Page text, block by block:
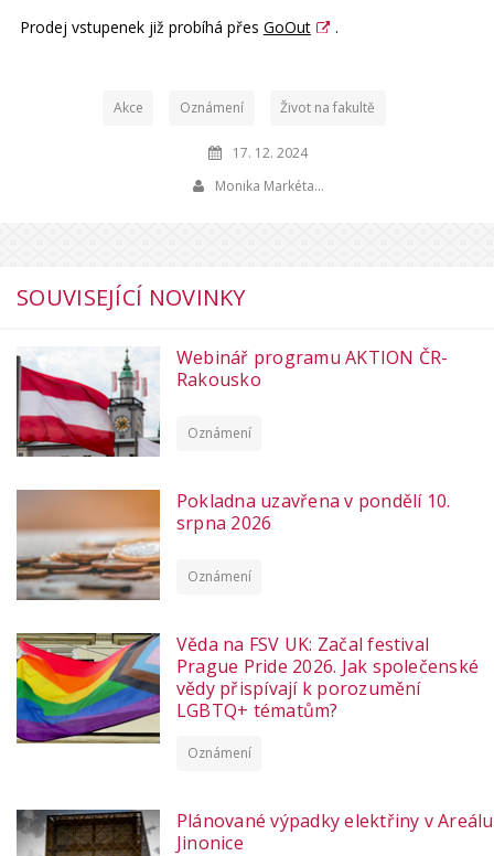
Prodej vstupenek již probíhá přes GoOut .
Akce Oznámení Život na fakultě
17. 12. 2024
Monika Markéta…
SOUVISEJÍCÍ NOVINKY
Webinář programu AKTION ČR-
Rakousko
Oznámení
Pokladna uzavřena v pondělí 10.
srpna 2026
Oznámení
Věda na FSV UK: Začal festival
Prague Pride 2026. Jak společenské
vědy přispívají k porozumění
LGBTQ+ tématům?
Oznámení
Plánované výpadky elektřiny v Areálu
Jinonice